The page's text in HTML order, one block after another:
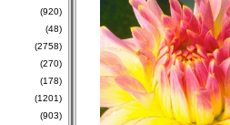
(920)
(48)
(2758)
(270)
(178)
(1201)
(903)